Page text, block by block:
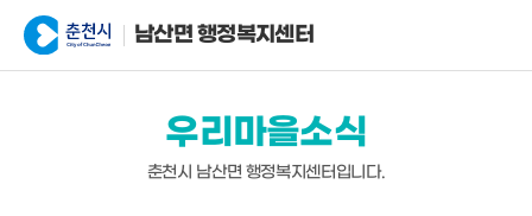
남산면 행정복지센터
우리마을소식
춘천시 남산면 행정복지센터입니다.